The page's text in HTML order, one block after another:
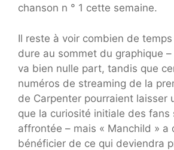
chanson n ° 1 cette semaine.
Il reste à voir combien de
dure au sommet du graphique –
va bien nulle part, tandis que
numéros de streaming de la
de Carpenter pourraient laisser
que la curiosité initiale des fans
affrontée – mais « Manchild » a
bénéficier de ce qui deviendra